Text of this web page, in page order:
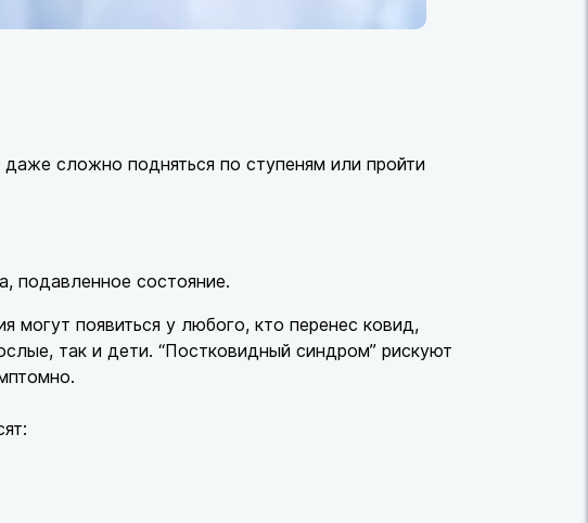
сложно подняться по ступеням или пройти
подавленное состояние.
могут появиться у любого, кто перенес ковид,
так и дети. “Постковидный синдром” рискуют